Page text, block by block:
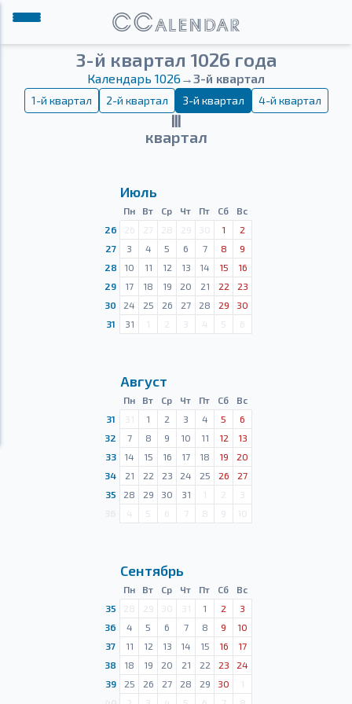
3-й квартал 1026 года
Календарь 1026 →3-й квартал
1-й квартал 2-й квартал 3-й квартал 4-й квартал
Ⅲ
квартал
Июль
Пн Вт Ср Чт Пт Сб
Вс
26
26 27 28 29 30 1
2
27
3 4 5 6 7 8
9
28
10 11 12 13 14 15
16
29
17 18 19 20 21 22
23
30
24 25 26 27 28 29
30
31
31 1 2 3 4 5 6
Август
Пн Вт Ср Чт Пт Сб
Вс
31
31 1 2 3 4 5
6
32
7 8 9 10 11 12
13
33
14 15 16 17 18 19
20
34
21 22 23 24 25 26
27
35
28 29 30 31 1 2
3
4 5 6 7 8 9 10
Сентябрь
Пн Вт Ср Чт Пт Сб
Вс
35
28 29 30 31 1 2
3
36
4 5 6 7 8 9
10
37
11 12 13 14 15 16
17
38
18 19 20 21 22 23
24
39
25 26 27 28 29 30
1